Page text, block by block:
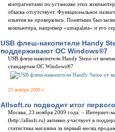
контрагентами по установке этих
обыска отсутствует. Функциональное
изъятия не проверялась. Понятыми был
компьютера, например «umapalata» и его
USB флеш-накопители Handy
поддерживают ОС Windows®7
USB флеш-накопители Handy Steno от
стандартам OC Windows®7
23 ноября 2009 г
Allsoft.ru подводит итог
Москва, 23 ноября 2009 года. – Интернет-
(http://allsoft.ru) активно участвует в
статистика магазина за первый месяц